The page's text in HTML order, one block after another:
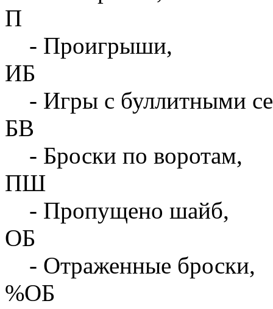
П
- Проигрыши,
ИБ
- Игры с буллитными
БВ
- Броски по воротам,
ПШ
- Пропущено шайб,
ОБ
- Отраженные броски,
%ОБ